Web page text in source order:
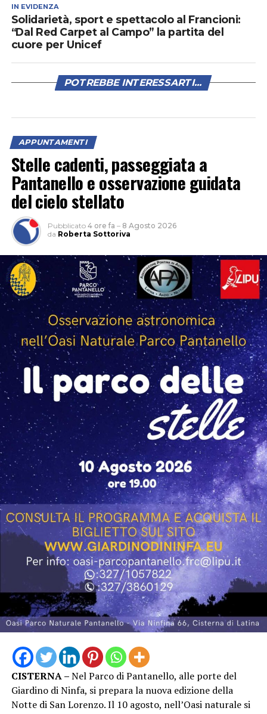
IN EVIDENZA
Solidarietà, sport e spettacolo al Francioni:
“Dal Red Carpet al Campo” la partita del
cuore per Unicef
POTREBBE INTERESSARTI...
APPUNTAMENTI
Stelle cadenti, passeggiata a
Pantanello e osservazione guidata
del cielo stellato
Pubblicato 4 ore fa – 8 Agosto 2026
da Roberta Sottoriva
CISTERNA –Nel Parco di Pantanello, alle porte del
Giardino di Ninfa, si prepara la nuova edizione della
Notte di San Lorenzo. Il 10 agosto, nell’Oasi naturale si